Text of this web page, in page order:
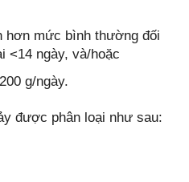
hơn mức bình thường đối
<14 ngày, và/hoặc
g/ngày.
được phân loại như sau: